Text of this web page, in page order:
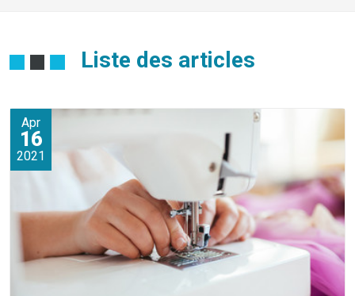
Liste des articles
Apr
16
2021